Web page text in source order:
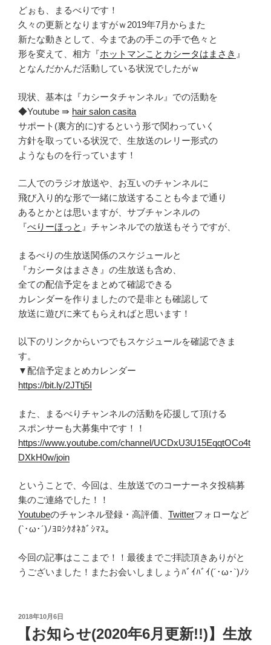
どぉも、まるべりです！
久々の更新となりますがｗ2019年7月からまた
新たな動きとして、今まであの手この手で色々と
形を変えて、相方『ホットマンことカシータはまさき 』
となんだかんだ活動している状況でしたがｗ
現状、基本は『カシータチャンネル』での活動を
◆Youtube ⇛ hair salon casita
サポート(裏方的に)するという形で関わっていく
方針を取っている状況で、生放送のレリー形式の
ようなものを行っています！
二人でのラジオ放送や、お互いのチャンネルに
飛び入り的な形で一緒に放送することも今まで通り
あるとかとは思いますが、サブチャンネルの
『べりーほっと 』チャンネルでの放送もそうですが、
まるべりの生放送関係のスケジュールと
『カシータはまさき』の生放送も含め、
全ての配信予定をまとめて確認できる
カレンダーを作りましたので是非とも確認して
放送に遊びに来てもらえればと思います！
以下のリンクからいつでもスケジュールを確認できま
す。
▼配信予定まとめカレンダー
https://bit.ly/2JTtj5I
また、まるべりチャンネルの活動を応援して頂ける
スポンサーも大募集中です！！
https://www.youtube.com/channel/UCDxU3U15EqqtOCo4t
DXkH0w/join
ということで、今回は、生放送でのコーナーネタ投稿募
集のご連絡でした！！
Youtubeのチャンネル登録・高評価、 Twitterフォローなど
(`･ω･´)ﾉﾖﾛｼｸｵﾈｶﾞｼﾏｽ。
今回の記事はここまで！！最後までご拝読頂きありがと
うございました！またお会いしましょうﾊﾞｲﾊﾞｲ(´･ω･`)ﾉｼ
投
2018年10月6日
【お知らせ(2020年6月更新!!)】生放